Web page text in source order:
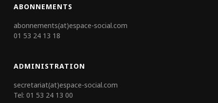
ABONNEMENTS
abonnements(at)espace-social.com
01 53 24 13 18
ADMINISTRATION
secretariat(at)espace-social.com
Tel: 01 53 24 13 00